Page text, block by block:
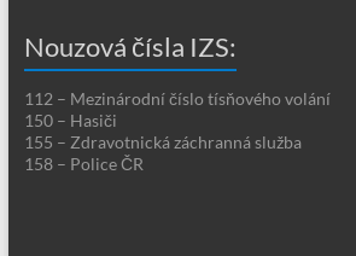
Nouzová čísla IZS:
112 – Mezinárodní číslo tísňového volání
150 – Hasiči
155 – Zdravotnická záchranná služba
158 – Police ČR